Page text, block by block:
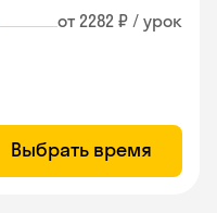
от 2282 ₽ / урок
Выбрать время